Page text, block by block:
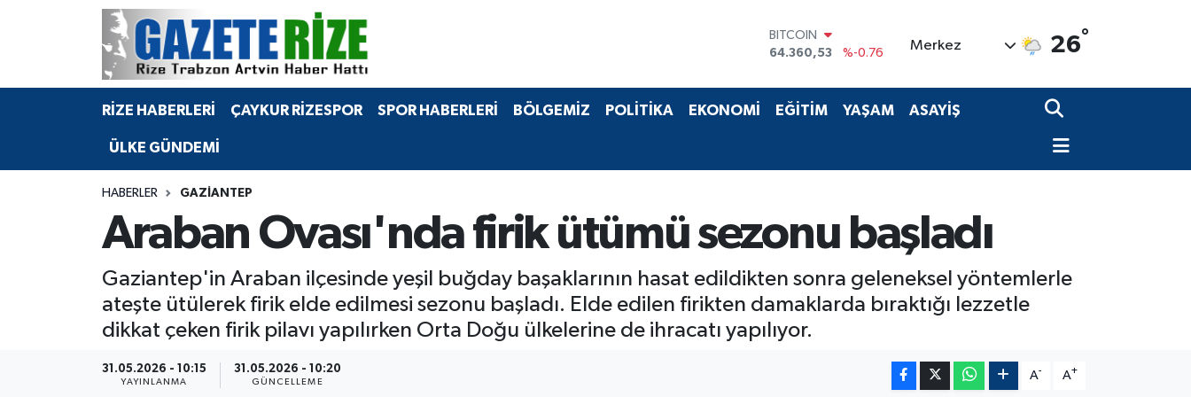
BITCOIN
64.360,53
%-0.76
47,7069
%0.17
EURO
13.887
Merkez 26°
RİZE HABERLERİ ÇAYKUR RİZESPOR SPOR HABERLERİ BÖLGEMİZ POLİTİKA EKONOMİ EĞİTİM YAŞAM ASAYİŞ
ÜLKE GÜNDEMİ
HABERLER GAZIANTEP
Araban Ovası'nda firik ütümü sezonu başladı
Gaziantep'in Araban ilçesinde yeşil buğday başaklarının hasat edildikten sonra geleneksel yöntemlerle
ateşte ütülerek firik elde edilmesi sezonu başladı. Elde edilen firikten damaklarda bıraktığı lezzetle
dikkat çeken firik pilavı yapılırken Orta Doğu ülkelerine de ihracatı yapılıyor.
31.05.2026 - 10:15
YAYINLANMA
31.05.2026 - 10:20
GÜNCELLEME
A- A+
BÖLGEMİZ
Bilim Teknoloji
Advertising news
Merkez Nöbetçi Eczaneler
Merkez Hava Durumu
Merkez Trafik Yoğunluk Haritası
Tüm Manşetler
Son Dakika Haberleri
Haber Arşivi